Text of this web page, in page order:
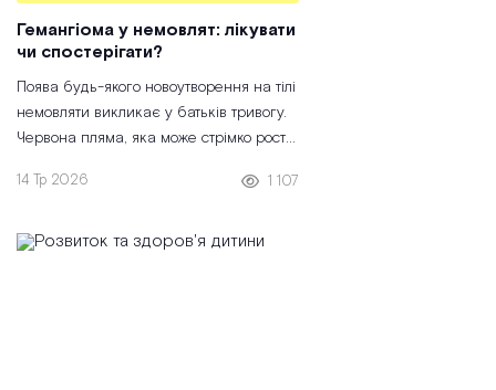
Гемангіома у немовлят: лікувати
чи спостерігати?
Поява будь-якого новоутворення на тілі
немовляти викликає у батьків тривогу.
Червона пляма, яка може стрімко рости,
сучасна медицина розглядає
14 Тр 2026 1 107